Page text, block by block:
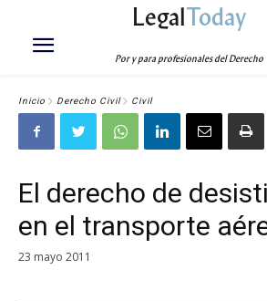
LegalToday
Por y para profesionales del Derecho
Inicio Derecho Civil Civil
El derecho de
en el transporte
23 mayo 2011